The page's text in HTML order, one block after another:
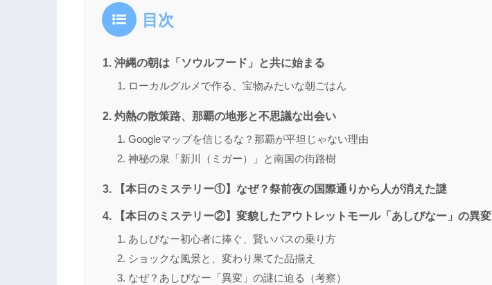
目次
沖縄の朝は「ソウルフード」と共に始まる
ローカルグルメで作る、宝物みたいな朝ごはん
灼熱の散策路、那覇の地形と不思議な出会い
Googleマップを信じるな？那覇が平坦じゃない理由
神秘の泉「新川（ミガー）」と南国の街路樹
【本日のミステリー①】なぜ？祭前夜の国際通りから人が消えた謎
【本日のミステリー②】変貌したアウトレットモール「あしびなー」の異変
あしびなー初心者に捧ぐ、賢いバスの乗り方
ショックな風景と、変わり果てた品揃え
なぜ？あしびなー「異変」の謎に迫る（考察）